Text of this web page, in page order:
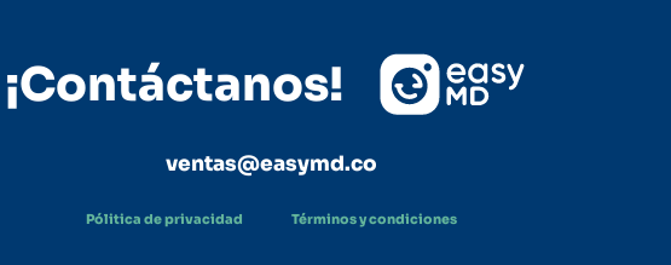
¡Contáctanos!
ventas@easymd.co
Pólitica de privacidad Términos y condiciones